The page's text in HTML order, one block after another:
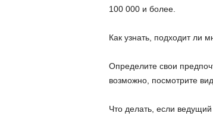
100 000 и более.
Как узнать, подходит ли
Определите свои
возможно, посмотрите
Что делать, если